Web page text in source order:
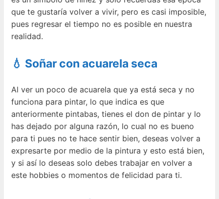
que te gustaría volver a vivir, pero es casi imposible,
pues regresar el tiempo no es posible en nuestra
realidad.
💧 Soñar con acuarela seca
Al ver un poco de acuarela que ya está seca y no
funciona para pintar, lo que indica es que
anteriormente pintabas, tienes el don de pintar y lo
has dejado por alguna razón, lo cual no es bueno
para ti pues no te hace sentir bien, deseas volver a
expresarte por medio de la pintura y esto está bien,
y si así lo deseas solo debes trabajar en volver a
este hobbies o momentos de felicidad para ti.